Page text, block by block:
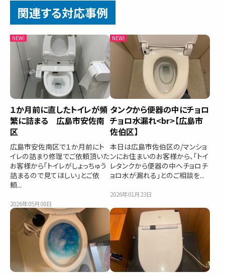
関連する対応事例
１か月前に直したトイレが頻
繁に詰まる 広島市安佐南
区
広島市安佐南区で１か月前にト
イレの詰まり修理でご依頼頂いた
お客様から「トイレがしょっちゅう
詰まるので見てほしい」とご依
頼...
2026年05月08日
タンクから便器の中にチョロ
チョロ水漏れ<br>【広島市
佐伯区】
本日は広島市佐伯区の/マンショ
ンにお住まいのお客様から、「トイ
レタンクから便器の中へチョロチ
ョロ水が漏れる」とのご相談を...
2026年01月23日